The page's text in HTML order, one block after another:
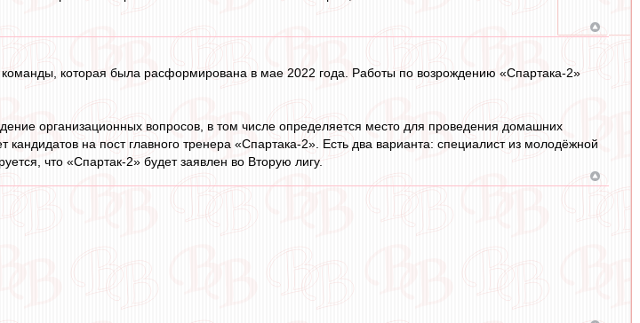
которая была расформирована в мае 2022 года. Работы по возрождению «Спартака-2»
организационных вопросов, в том числе определяется место для проведения домашних
кандидатов на пост главного тренера «Спартака-2». Есть два варианта: специалист из молодёжной
что «Спартак-2» будет заявлен во Вторую лигу.